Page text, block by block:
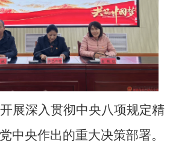
展深入贯彻中央八项规定精
中央作出的重大决策部署。